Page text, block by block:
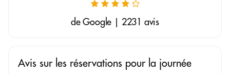
de Google | 2231 avis
Avis sur les réservations pour la journée